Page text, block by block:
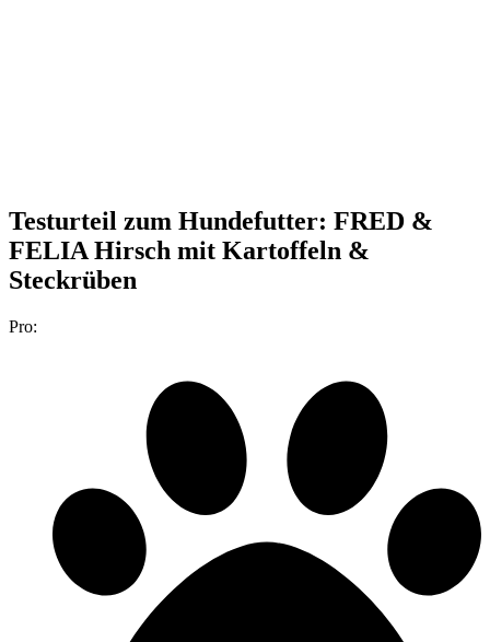
Testurteil zum Hundefutter: FRED &
FELIA Hirsch mit Kartoffeln &
Steckrüben
Pro: